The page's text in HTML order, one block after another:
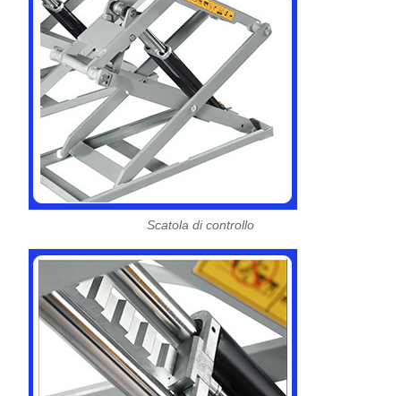
Scatola di controllo